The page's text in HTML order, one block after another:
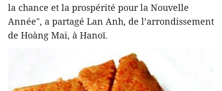
la chance et la prospérité pour la Nouvelle
Année", a partagé Lan Anh, de l’arrondissement
de Hoàng Mai, à Hanoï.